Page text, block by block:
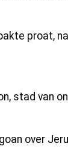
proat,
stad van
over